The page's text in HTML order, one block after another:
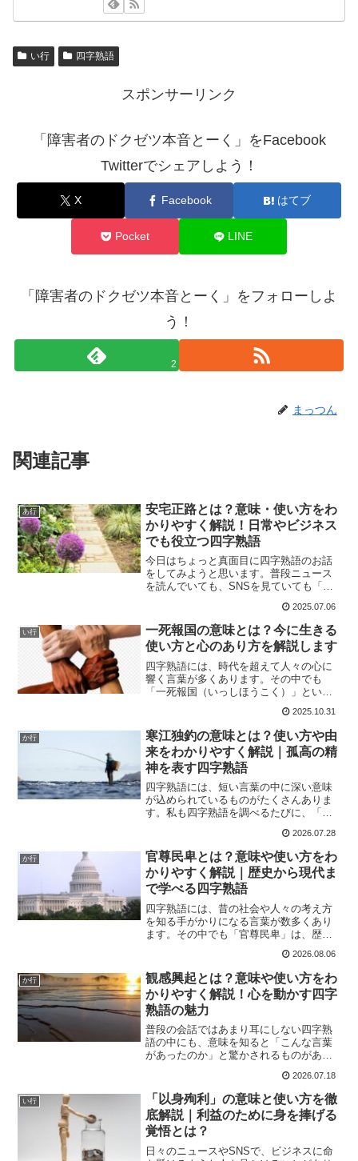
い行 四字熟語
スポンサーリンク
「障害者のドクゼツ本音とーく」をFacebook
Twitterでシェアしよう！
X Facebook はてブ
Pocket LINE
「障害者のドクゼツ本音とーく」をフォローしよ
う！
2
まっつん
関連記事
あ行
安宅正路とは？意味・使い方をわ
かりやすく解説！日常やビジネス
でも役立つ四字熟語
今日はちょっと真面目に四字熟語のお話
をしてみようと思います。普段ニュース
を読んでいても、SNSを見ていても「な
れど、結局どういう意味なんだろう？」
と思うことありませんか？実は先日、友
人との会話の中で「安宅...
2025.07.06
い行
一死報国の意味とは？今に生きる
使い方と心のあり方を解説します
四字熟語には、時代を超えて人々の心に
響く言葉が多くあります。その中でも
「一死報国（いっしほうこく）」という
も、現代ではなかなか耳にする機会が少
ないかもしれません。この言葉は、命を
懸けて国に尽くすという強い決...
2025.10.31
か行
寒江独釣の意味とは？使い方や由
来をわかりやすく解説｜孤高の精
神を表す四字熟語
四字熟語には、短い言葉の中に深い意味
が込められているものがたくさんありま
す。私も四字熟語を調べるたびに、「昔
ることがあります。その中でも、今回ご
紹介する「寒江独釣」という言葉は、美
しい情景が目に浮かぶだけ...
2026.07.28
か行
官尊民卑とは？意味や使い方をわ
かりやすく解説｜歴史から現代ま
で学べる四字熟語
四字熟語には、昔の社会や人々の考え方
を知る手がかりになる言葉が数多くあり
ます。その中でも「官尊民卑」は、歴史
の一つです。学校の授業や本で見かけた
ことがあっても、意味を詳しく説明しよ
うとすると難しく感じる方...
2026.08.06
か行
観感興起とは？意味や使い方をわ
かりやすく解説！心を動かす四字
熟語の魅力
普段の会話ではあまり耳にしない四字熟
語の中にも、意味を知ると「こんな言葉
があったのか」と驚かされるものがあり
好きで、辞書や資料を眺めていると、普
段は使わない言葉との出会いがたくさん
あります。今回ご紹介する...
2026.07.18
い行
「以身殉利」の意味と使い方を徹
底解説｜利益のために身を捧げる
覚悟とは？
日々のニュースやSNSで、ビジネスに命